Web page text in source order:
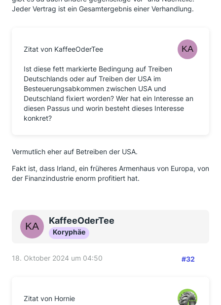
Jeder Vertrag ist ein Gesamtergebnis einer Verhandlung.
Zitat von KaffeeOderTee
Ist diese fett markierte Bedingung auf Treiben
Deutschlands oder auf Treiben der USA im
Besteuerungsabkommen zwischen USA und
Deutschland fixiert worden? Wer hat ein Interesse an
diesen Passus und worin besteht dieses Interesse
konkret?
Vermutlich eher auf Betreiben der USA.
Fakt ist, dass Irland, ein früheres Armenhaus von Europa, von
der Finanzindustrie enorm profitiert hat.
KaffeeOderTee
Koryphäe
18. Oktober 2024 um 04:50 #32
Zitat von Hornie